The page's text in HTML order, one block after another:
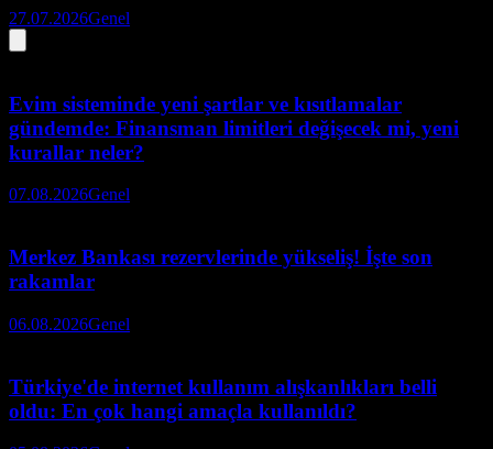
27.07.2026Genel
Evim sisteminde yeni şartlar ve kısıtlamalar
gündemde: Finansman limitleri değişecek mi, yeni
kurallar neler?
07.08.2026Genel
Merkez Bankası rezervlerinde yükseliş! İşte son
rakamlar
06.08.2026Genel
Türkiye'de internet kullanım alışkanlıkları belli
oldu: En çok hangi amaçla kullanıldı?